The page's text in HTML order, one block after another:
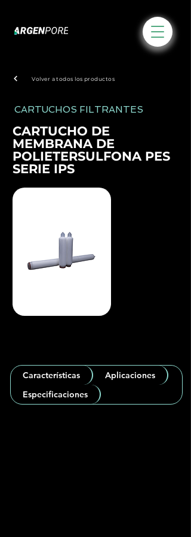
Volver a todos los productos
CARTUCHOS FILTRANTES
CARTUCHO DE
MEMBRANA DE
POLIETERSULFONA PES
SERIE IPS
Características
Aplicaciones
Especificaciones